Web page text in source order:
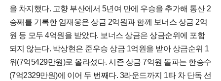
을 차지했다. 고향 부산에서 5년여 만에 우승을 추가해 통산 2
승째를 기록한 엄재웅은 상금 2억원과 함께 보너스 상금 2억
원 등 모두 4억원을 받았다. 보너스 상금은 상금순위에 포함
되지 않는다. 박상현은 준우승 상금 1억원을 받아 상금순위 1
위(7억5429만원)로 올라섰다. 시즌 상금 7억원 돌파는 한승수
(7억2329만원)에 이어 두 번째다. 3라운드까지 1타 차 단독 선